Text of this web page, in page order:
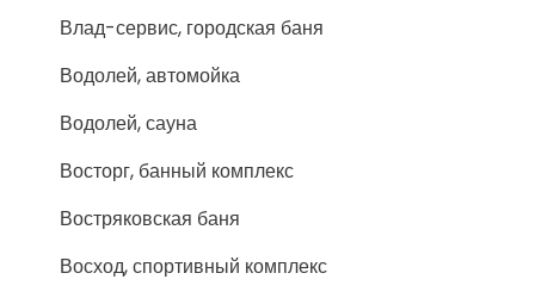
Влад-сервис, городская баня
Водолей, автомойка
Водолей, сауна
Восторг, банный комплекс
Востряковская баня
Восход, спортивный комплекс